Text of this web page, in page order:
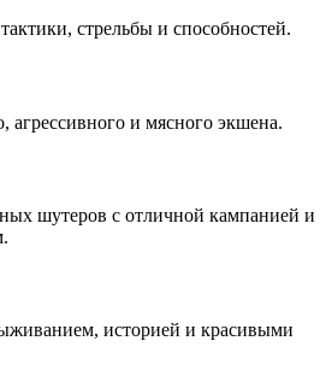
стрельбы и способностей.
агрессивного и мясного экшена.
шутеров с отличной кампанией и
историей и красивыми